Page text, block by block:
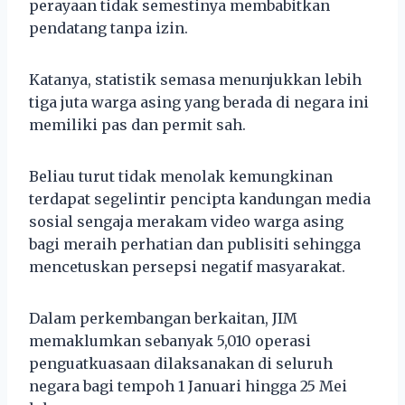
perayaan tidak semestinya membabitkan
pendatang tanpa izin.
Katanya, statistik semasa menunjukkan lebih
tiga juta warga asing yang berada di negara ini
memiliki pas dan permit sah.
Beliau turut tidak menolak kemungkinan
terdapat segelintir pencipta kandungan media
sosial sengaja merakam video warga asing
bagi meraih perhatian dan publisiti sehingga
mencetuskan persepsi negatif masyarakat.
Dalam perkembangan berkaitan, JIM
memaklumkan sebanyak 5,010 operasi
penguatkuasaan dilaksanakan di seluruh
negara bagi tempoh 1 Januari hingga 25 Mei